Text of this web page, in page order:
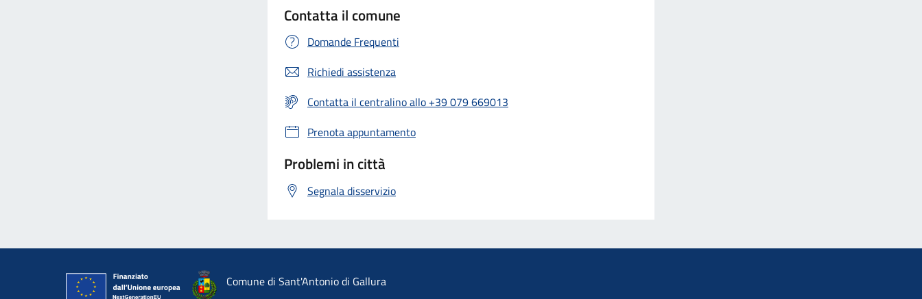
Contatta il comune
Domande Frequenti
Richiedi assistenza
Contatta il centralino allo +39 079 669013
Prenota appuntamento
Problemi in città
Segnala disservizio
Comune di Sant'Antonio di Gallura